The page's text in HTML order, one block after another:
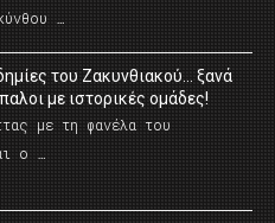
…
του Ζακυνθιακού… ξανά
με ιστορικές ομάδες!
με τη φανέλα του
ο …